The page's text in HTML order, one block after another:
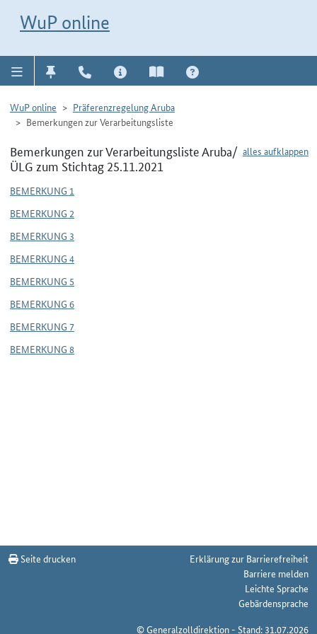
WuP online
WuP online
Präferenzregelung Aruba
Bemerkungen zur Verarbeitungsliste
alles aufklappen
Bemerkungen zur Verarbeitungsliste Aruba/
ÜLG zum Stichtag 25.11.2021
BEMERKUNG 1
BEMERKUNG 2
BEMERKUNG 3
BEMERKUNG 4
BEMERKUNG 5
BEMERKUNG 6
BEMERKUNG 7
BEMERKUNG 8
Seite drucken
Erklärung zur Barrierefreiheit
Barriere melden
Leichte Sprache
Gebärdensprache
© Generalzolldirektion - Stand: 31.07.2026